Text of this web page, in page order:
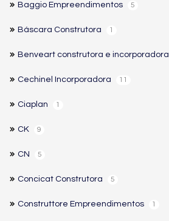
Baggio Empreendimentos 5
Báscara Construtora 1
Benveart construtora e incorporadora
Cechinel Incorporadora 11
Ciaplan 1
CK 9
CN 5
Concicat Construtora 5
Construttore Empreendimentos 1